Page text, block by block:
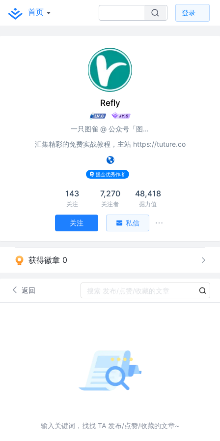
首页 登录
Refly
一只图雀 @ 公众号「图雀社区」
汇集精彩的免费实战教程，主站 https://tuture.co
掘金优秀作者
143
关注
7,270
关注者
48,418
掘力值
关注 私信
获得徽章 0
返回
输入关键词，找找 TA 发布/点赞/收藏的文章~